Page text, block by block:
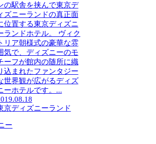
の駅舎を挟んで東京デ
ズニーランドの真正面
位置する東京ディズニ
ランドホテル。 ヴィク
リア朝様式の豪華な雰
気で、ディズニーのモ
ーフが館内の随所に織
込まれたファンタジー
世界観が広がるディズ
ーホテルです。...
京ディズニーランド
ー